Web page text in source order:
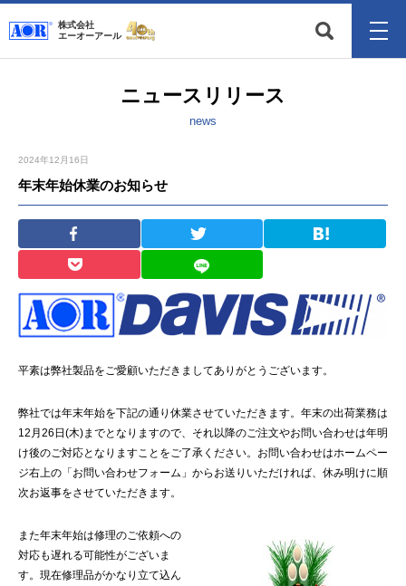
株式会社
エーオーアール
ニュースリリース
news
2024年12月16日
年末年始休業のお知らせ
平素は弊社製品をご愛顧いただきましてありがとうございます。
弊社では年末年始を下記の通り休業させていただきます。年末の出荷業務は
12月26日(木)までとなりますので、それ以降のご注文やお問い合わせは年明
け後のご対応となりますことをご了承ください。お問い合わせはホームペー
ジ右上の「お問い合わせフォーム」からお送りいただければ、休み明けに順
次お返事をさせていただきます。
また年末年始は修理のご依頼への
対応も遅れる可能性がございま
す。現在修理品がかなり立て込ん